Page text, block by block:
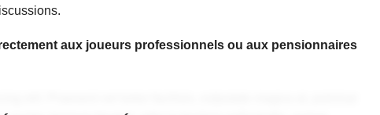
aux joueurs professionnels ou aux pensionnaires